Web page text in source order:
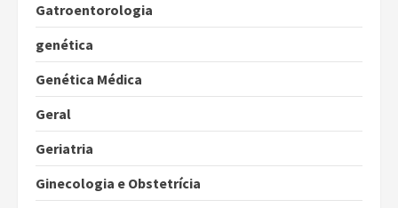
Gatroentorologia
genética
Genética Médica
Geral
Geriatria
Ginecologia e Obstetrícia